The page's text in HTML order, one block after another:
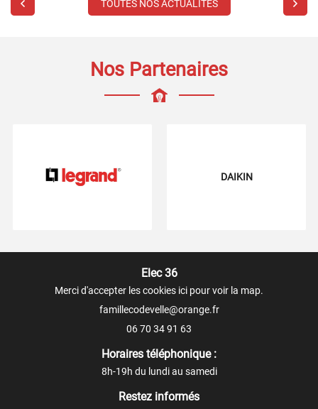
TOUTES NOS ACTUALITÉS
Nos Partenaires
DAIKIN
Elec 36
Merci d'accepter les cookies ici pour voir la map.
06 70 34 91 63
Horaires téléphonique :
8h-19h du lundi au samedi
Restez informés